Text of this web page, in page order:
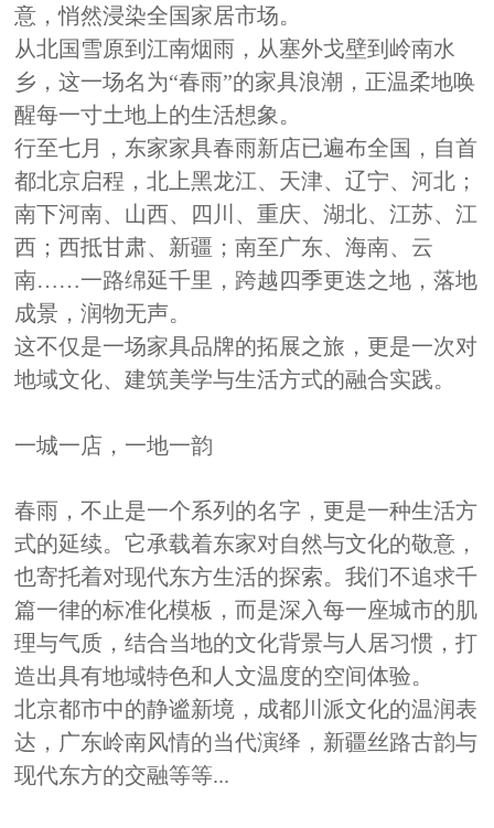
意，悄然浸染全国家居市场。
从北国雪原到江南烟雨，从塞外戈壁到岭南水
乡，这一场名为“春雨”的家具浪潮，正温柔地唤
醒每一寸土地上的生活想象。
行至七月， 东家家具春雨新店已遍布全国，自首
都北京启程，北上黑龙江、天津、辽宁、河北 ；
南下河南、山西、四川、重庆、湖北、江苏、江
西 ；西抵甘肃、新疆 ；南至广东、海南、云
南……一路绵延千里，跨越四季更迭之地，落地
成景，润物无声。
这不仅是一场家具品牌的拓展之旅，更是一次对
地域文化、建筑美学与生活方式的融合实践。
一城一店，一地一韵
春雨，不止是一个系列的名字，更是一种生活方
式的延续。它承载着东家对自然与文化的敬意，
也寄托着对现代东方生活的探索。我们不追求千
篇一律的标准化模板，而是深入每一座城市的肌
理与气质，结合当地的文化背景与人居习惯，打
造出具有地域特色和人文温度的空间体验。
北京都市中的静谧新境 ， 成都川派文化的温润表
达 ， 广东岭南风情的当代演绎 ， 新疆丝路古韵与
现代东方的交融等等...